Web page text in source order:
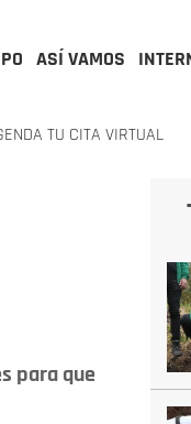
ASÍ VAMOS
TU CITA VIRTUAL
para que